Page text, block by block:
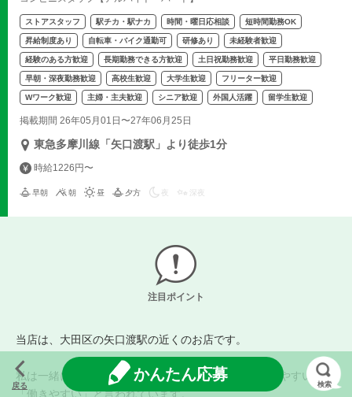
ストアスタッフ 駅チカ・駅ナカ 時間・曜日応相談 短時間勤務OK
昇給制度あり 自転車・バイク通勤可 研修あり 未経験者歓迎
経験のある方歓迎 長期勤務できる方歓迎 土日祝勤務歓迎 平日勤務歓迎
早朝・深夜勤務歓迎 高校生歓迎 大学生歓迎 フリーター歓迎
Wワーク歓迎 主婦・主夫歓迎 シニア歓迎 外国人活躍 留学生歓迎
掲載期間 26年05月01日〜27年06月25日
東急多摩川線「矢口渡駅」より徒歩1分
時給1226円〜
早朝 朝 昼 夕方 夜 深夜
注目ポイント
当店は、大田区の矢口渡駅の近くのお店です。
私は一緒に働いているスタッフから「楽しい」「話しやすい」
「働きやすい」と言われています。
戻る
かんたん応募
検索